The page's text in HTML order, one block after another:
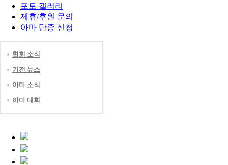
포토 갤러리
제휴/후원 문의
아마 단증 신청
협회 소식
기전 뉴스
아마 소식
아마 대회